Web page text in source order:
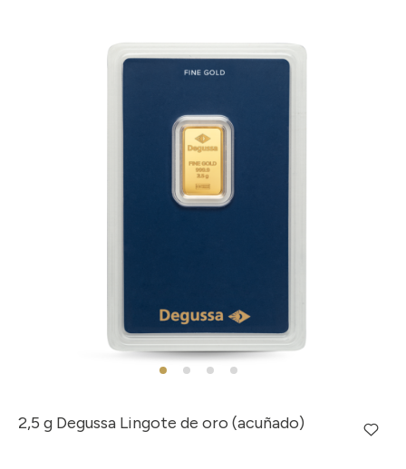
2,5 g Degussa Lingote de oro (acuñado)